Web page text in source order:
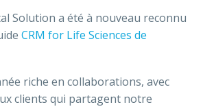
Solution a été à nouveau reconnu
CRM for Life Sciences de
riche en collaborations, avec
clients qui partagent notre